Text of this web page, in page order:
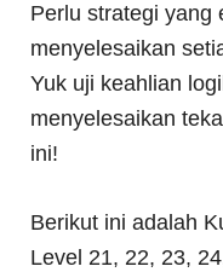
Perlu strategi yang
menyelesaikan
Yuk uji keahlian
menyelesaikan
ini!
Berikut ini adalah
Level 21, 22, 23,